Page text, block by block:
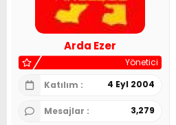
r
h
i
Arda Ezer
Yönetici
Katılım
4 Eyl 2004
Mesajlar 3,279